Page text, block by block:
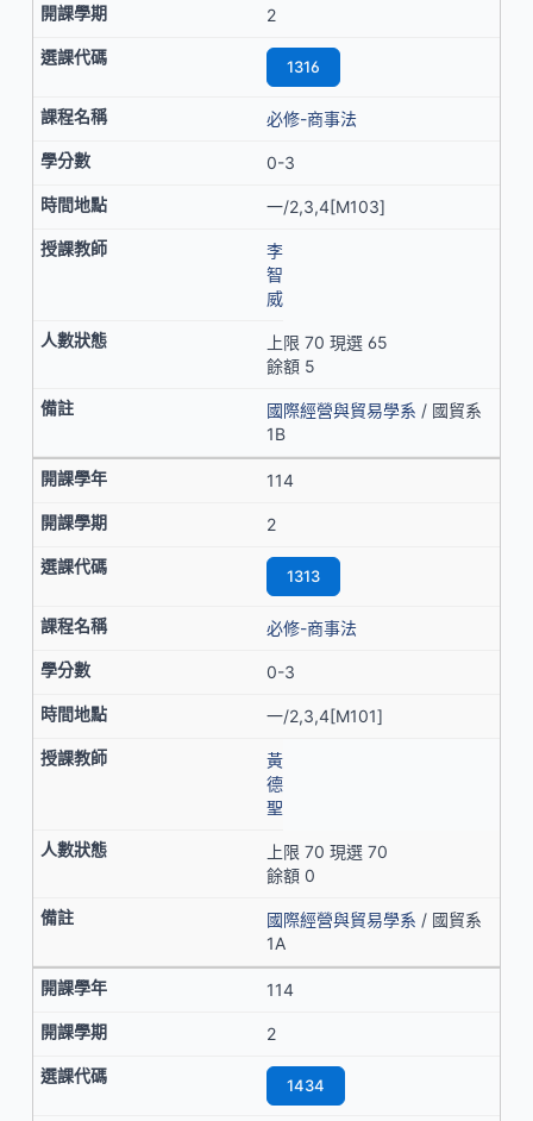
2
1316
必修-商事法
0-3
一/2,3,4[M103]
李
智
威
上限 70 現選 65
餘額 5
國際經營與貿易學系 / 國貿系
1B
114
2
1313
必修-商事法
0-3
一/2,3,4[M101]
黃
德
聖
上限 70 現選 70
餘額 0
國際經營與貿易學系 / 國貿系
1A
114
2
1434